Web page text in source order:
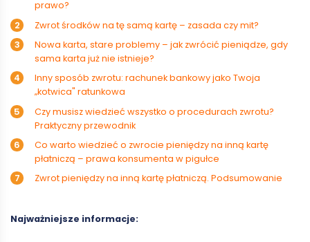
prawo?
Zwrot środków na tę samą kartę – zasada czy mit?
Nowa karta, stare problemy – jak zwrócić pieniądze, gdy
sama karta już nie istnieje?
Inny sposób zwrotu: rachunek bankowy jako Twoja
„kotwica" ratunkowa
Czy musisz wiedzieć wszystko o procedurach zwrotu?
Praktyczny przewodnik
Co warto wiedzieć o zwrocie pieniędzy na inną kartę
płatniczą – prawa konsumenta w pigułce
Zwrot pieniędzy na inną kartę płatniczą. Podsumowanie
Najważniejsze informacje: